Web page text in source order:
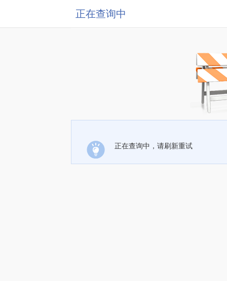
正在查询中
正在查询中，请刷新重试